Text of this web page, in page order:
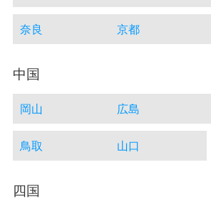
奈良 京都
中国
岡山 広島
鳥取 山口
四国